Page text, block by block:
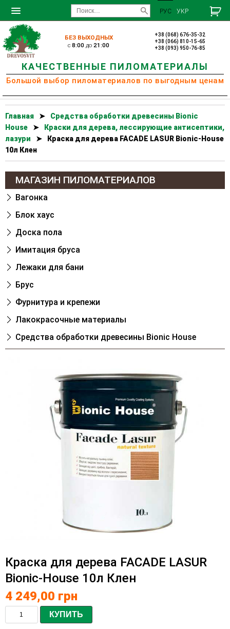
РУС УКР
БЕЗ ВЫХОДНЫХ
c8:00 до21:00
+38 (068) 676-35-32
+38 (066) 810-15-65
+38 (093) 950-76-85
КАЧЕСТВЕННЫЕ ПИЛОМАТЕРИАЛЫ
Большой выбор пиломатериалов по выгодным ценам
Главная ➤
Cредства обработки древесины Bionic
House
➤
Краски для дерева, лессирующие антисептики,
лазури
➤
Краска для дерева FACADE LASUR Bionic-House
10л Клен
МАГАЗИН ПИЛОМАТЕРИАЛОВ
Вагонка
Блок хаус
Доска пола
Имитация бруса
Лежаки для бани
Брус
Фурнитура и крепежи
Лакокрасочные материалы
Cредства обработки древесины Bionic House
Краска для дерева FACADE LASUR
Bionic-House 10л Клен
4 249,00 грн
КУПИТЬ